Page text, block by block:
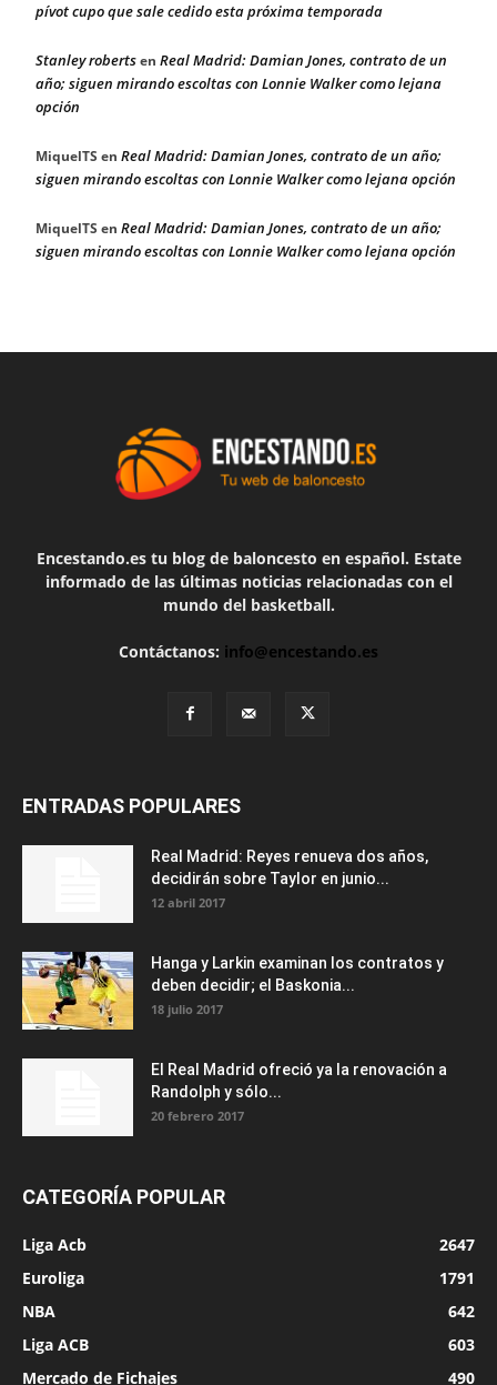
pívot cupo que sale cedido esta próxima temporada
Stanley robertsen Real Madrid: Damian Jones, contrato de un
año; siguen mirando escoltas con Lonnie Walker como lejana
opción
MiquelTS en Real Madrid: Damian Jones, contrato de un año;
siguen mirando escoltas con Lonnie Walker como lejana opción
MiquelTS en Real Madrid: Damian Jones, contrato de un año;
siguen mirando escoltas con Lonnie Walker como lejana opción
Encestando.es tu blog de baloncesto en español. Estate
informado de las últimas noticias relacionadas con el
mundo del basketball.
Contáctanos: info@encestando.es
ENTRADAS POPULARES
Real Madrid: Reyes renueva dos años,
decidirán sobre Taylor en junio...
12 abril 2017
Hanga y Larkin examinan los contratos y
deben decidir; el Baskonia...
18 julio 2017
El Real Madrid ofreció ya la renovación a
Randolph y sólo...
20 febrero 2017
CATEGORÍA POPULAR
Liga Acb
2647
Euroliga
1791
NBA
642
Liga ACB
603
Mercado de Fichajes
490